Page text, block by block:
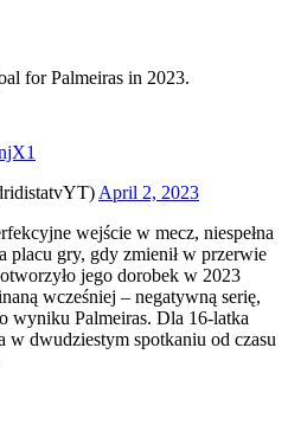
for Palmeiras in 2023.
April 2, 2023
wejście w mecz, niespełna
placu gry, gdy zmienił w przerwie
jego dorobek w 2023
wcześniej – negatywną serię,
wyniku Palmeiras. Dla 16-latka
w dwudziestym spotkaniu od czasu